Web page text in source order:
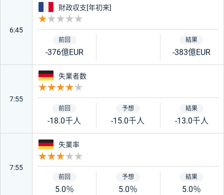
6:45
フランス
財政収支[年初来]
-376億EUR -383億EUR
7:55
ドイツ
失業者数
-18.0千人 -15.0千人 -13.0千人
7:55
ドイツ
失業率
5.0％ 5.0％ 5.0％